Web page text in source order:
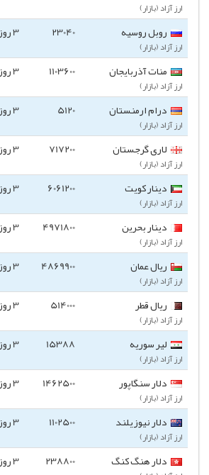
ارز آزاد (بازار)
روبل روسیه
ارز آزاد (بازار)
23040
3 روز پیش
منات آذربایجان
ارز آزاد (بازار)
1103600
3 روز پیش
درام ارمنستان
ارز آزاد (بازار)
5120
3 روز پیش
لاری گرجستان
ارز آزاد (بازار)
717200
3 روز پیش
دینار کویت
ارز آزاد (بازار)
6061200
3 روز پیش
دینار بحرین
ارز آزاد (بازار)
4971800
3 روز پیش
ریال عمان
ارز آزاد (بازار)
4869900
3 روز پیش
ریال قطر
ارز آزاد (بازار)
514000
3 روز پیش
لیر سوریه
ارز آزاد (بازار)
15388
3 روز پیش
دلار سنگاپور
ارز آزاد (بازار)
1462500
3 روز پیش
دلار نیوزیلند
ارز آزاد (بازار)
1102500
3 روز پیش
دلار هنگ کنگ
238800
3 روز پیش